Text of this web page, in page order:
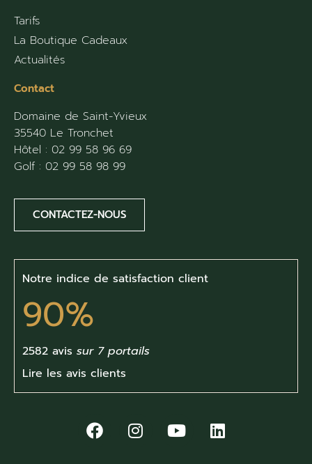
Tarifs
La Boutique Cadeaux
Actualités
Contact
Domaine de Saint-Yvieux
35540 Le Tronchet
Hôtel : 02 99 58 96 69
Golf : 02 99 58 98 99
CONTACTEZ-NOUS
Notre indice de satisfaction client
90%
2582 avis sur 7 portails
Lire les avis clients